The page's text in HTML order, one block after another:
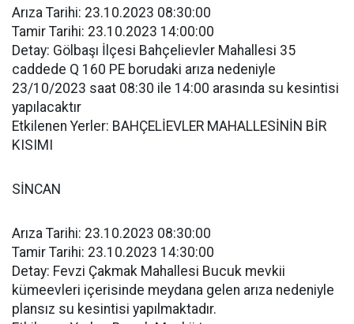
Arıza Tarihi: 23.10.2023 08:30:00
Tamir Tarihi: 23.10.2023 14:00:00
Detay: Gölbaşı İlçesi Bahçelievler Mahallesi 35
caddede Q 160 PE borudaki arıza nedeniyle
23/10/2023 saat 08:30 ile 14:00 arasında su kesintisi
yapılacaktır
Etkilenen Yerler: BAHÇELİEVLER MAHALLESİNİN BİR
KISIMI
SİNCAN
Arıza Tarihi: 23.10.2023 08:30:00
Tamir Tarihi: 23.10.2023 14:30:00
Detay: Fevzi Çakmak Mahallesi Bucuk mevkii
kümeevleri içerisinde meydana gelen arıza nedeniyle
plansız su kesintisi yapılmaktadır.